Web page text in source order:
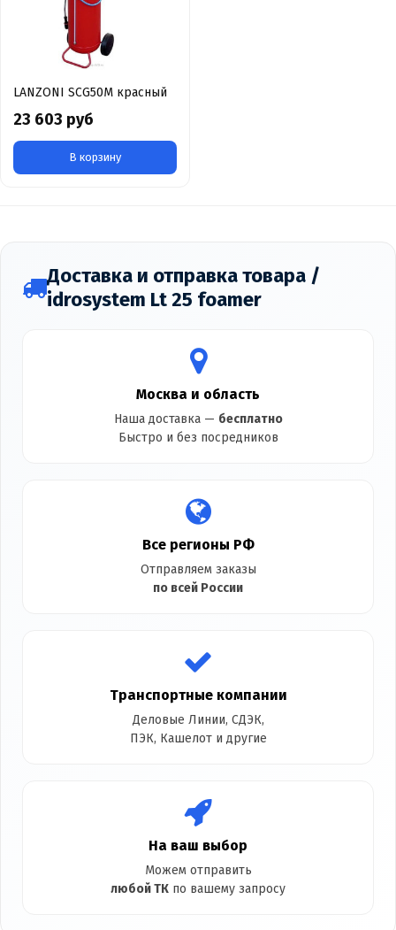
LANZONI SCG50M красный
23 603 руб
В корзину
Доставка и отправка товара /
idrosystem Lt 25 foamer
Москва и область
Наша доставка — бесплатно
Быстро и без посредников
Все регионы РФ
Отправляем заказы
по всей России
Транспортные компании
Деловые Линии, СДЭК,
ПЭК, Кашелот и другие
На ваш выбор
Можем отправить
любой ТК по вашему запросу